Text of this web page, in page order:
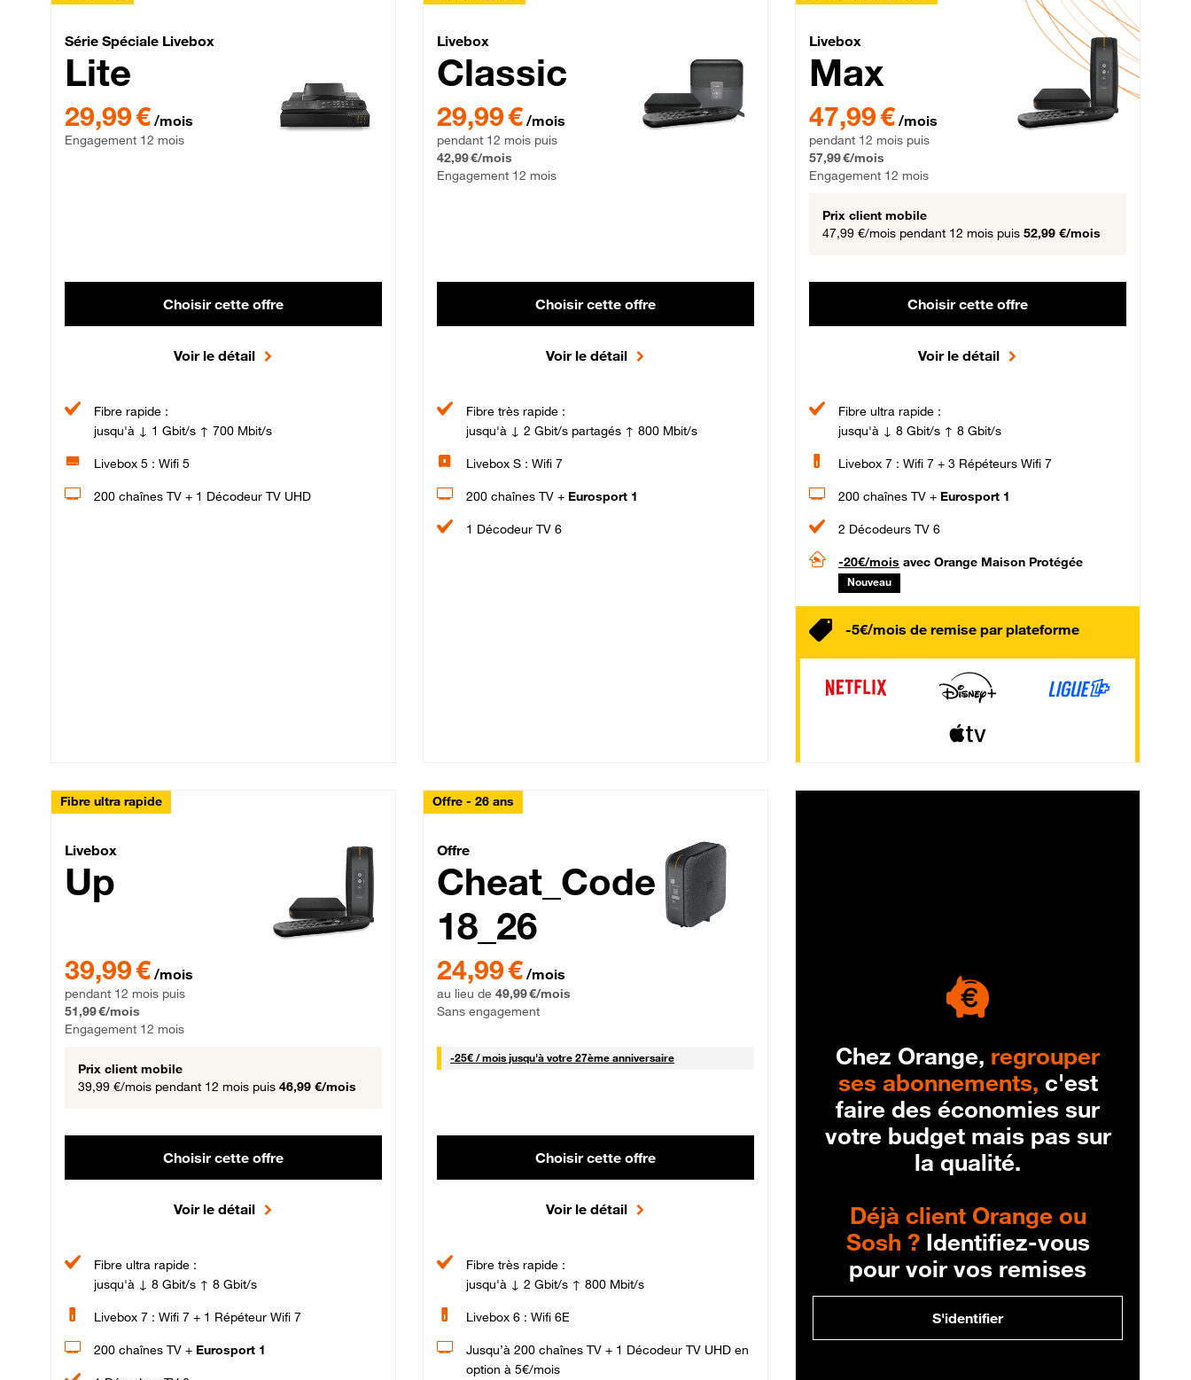
Série Spéciale Livebox Lite Fibre
Série Spéciale Livebox
Lite
29,99 € par mois , Engagement 12 mois
29,99 € /mois
Engagement 12 mois
Choisir cette offre
Voir le détail
Fibre rapide :
jusqu'à ↓ 1 Gbit/s ↑ 700 Mbit/s
Livebox 5 : Wifi 5
200 chaînes TV + 1 Décodeur TV UHD
Livebox Classic Fibre
Livebox
Classic
29,99 € par mois pendant 12 mois puis 42,99 € par mois, Engagement 12 mois
29,99 € /mois
pendant 12 mois puis
42,99 €/mois
Engagement 12 mois
Choisir cette offre
Voir le détail
Fibre très rapide :
jusqu'à ↓ 2 Gbit/s partagés ↑ 800 Mbit/s
Livebox S : Wifi 7
200 chaînes TV + Eurosport 1
1 Décodeur TV 6
Livebox Max Fibre
Livebox
Max
47,99 € par mois pendant 12 mois puis 57,99 € par mois,
47,99 € /mois
pendant 12 mois puis
57,99 €/mois
Engagement 12 mois
Prix client mobile
47,99 €/mois pendant 12 mois puis 52,99 €/mois
Choisir cette offre
Voir le détail
Fibre ultra rapide :
jusqu'à ↓ 8 Gbit/s ↑ 8 Gbit/s
Livebox 7 : Wifi 7 + 3 Répéteurs Wifi 7
200 chaînes TV + Eurosport 1
2 Décodeurs TV 6
-20€/mois avec Orange Maison Protégée
Nouveau
-5€/mois de remise par plateforme
Fibre ultra rapide
Livebox Up Fibre
Livebox
Up
39,99 € /mois
pendant 12 mois puis
51,99 €/mois
Engagement 12 mois
Prix client mobile
39,99 €/mois pendant 12 mois puis 46,99 €/mois
Choisir cette offre
Voir le détail
Fibre ultra rapide :
jusqu'à ↓ 8 Gbit/s ↑ 8 Gbit/s
Livebox 7 : Wifi 7 + 1 Répéteur Wifi 7
200 chaînes TV + Eurosport 1
Offre - 26 ans
Cheat_Code Fibre_18_26
Offre
Cheat_Code
18_26
24,99 € /mois
au lieu de 49,99 €/mois
Sans engagement
-25€ / mois25 € par mois
jusqu'à votre 27ème anniversaire
Choisir cette offre
Voir le détail
Fibre très rapide :
jusqu'à ↓ 2 Gbit/s ↑ 800 Mbit/s
Livebox 6 : Wifi 6E
Jusqu’à 200 chaînes TV + 1 Décodeur TV UHD en
option à 5€/mois
Chez Orange, regrouper
ses abonnements, c'est
faire des économies sur
votre budget mais pas sur
la qualité.
Déjà client Orange ou
Sosh ?Identifiez-vous
pour voir vos remises
S'identifier